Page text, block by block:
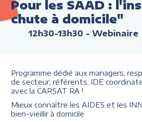
Pour les SAAD :
chute à domicile"
12h30-13h30 - Webinaire
Programme dédié aux managers,
de secteur, référents, IDE
avec la CARSAT RA !
Mieux connaître les AIDES et les
bien-vieillir à domicile